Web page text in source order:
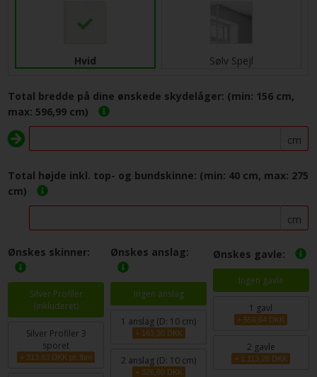
Hvid Sølv Spejl
Total bredde på dine ønskede skydelåger: (min: 156 cm,
max: 596,99 cm)
cm
Total højde inkl. top- og bundskinne: (min: 40 cm, max: 275
cm)
cm
Ønskes skinner:
Silver Profiler
(inkluderet)
Silver Profiler 3
sporet
+ 313,83 DKK pr. lbm
Ønskes anslag:
Ingen anslag
1 anslag (D: 10 cm)
+ 163,30 DKK
2 anslag (D: 10 cm)
+ 326,60 DKK
Ønskes gavle:
Ingen gavle
1 gavl
+ 556,64 DKK
2 gavle
+ 1.113,28 DKK